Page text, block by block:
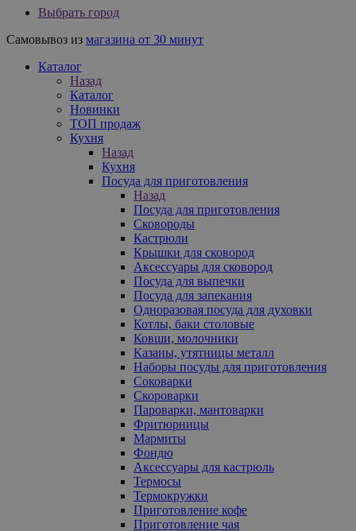
Выбрать город
Самовывоз из магазина от 30 минут
Каталог
Назад
Каталог
Новинки
ТОП продаж
Кухня
Назад
Кухня
Посуда для приготовления
Назад
Посуда для приготовления
Сковороды
Кастрюли
Крышки для сковород
Аксессуары для сковород
Посуда для выпечки
Посуда для запекания
Одноразовая посуда для духовки
Котлы, баки столовые
Ковши, молочники
Казаны, утятницы металл
Наборы посуды для приготовления
Соковарки
Скороварки
Пароварки, мантоварки
Фритюрницы
Мармиты
Фондю
Аксессуары для кастрюль
Термосы
Термокружки
Приготовление кофе
Приготовление чая